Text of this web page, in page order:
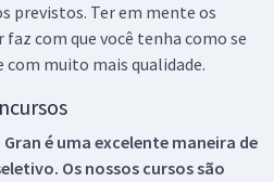
previstos. Ter em mente os
com que você tenha como se
com muito mais qualidade.
é uma excelente maneira de
Os nossos cursos são